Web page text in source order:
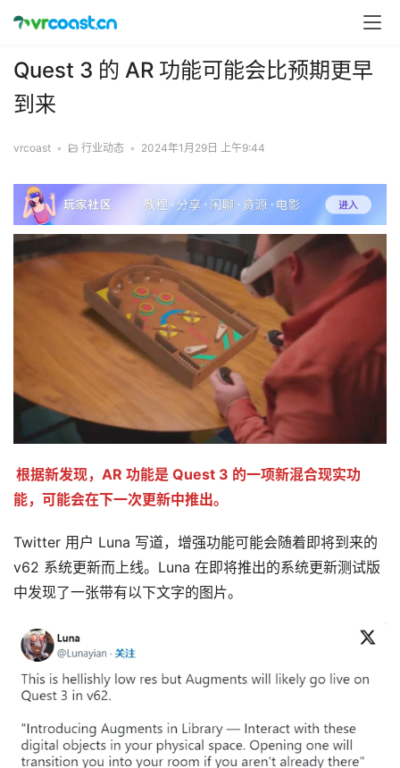
首
页
行
Quest 3 的 AR 功能可能会比预期更早
到来
vrcoast • 行业动态 • 2024年1月29日 上午9:44
根据新发现，AR 功能是 Quest 3 的一项新混合现实功
能，可能会在下一次更新中推出。
Twitter 用户 Luna 写道，增强功能可能会随着即将到来的
v62 系统更新而上线。Luna 在即将推出的系统更新测试版
中发现了一张带有以下文字的图片。